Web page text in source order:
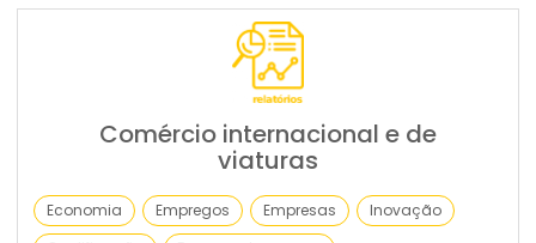
Comércio internacional e de
viaturas
Economia Empregos Empresas
Inovação